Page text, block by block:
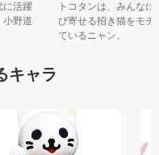
に活躍
小野道
トコタンは、みん
び寄せる招き猫を
ているニャン。
キャラ